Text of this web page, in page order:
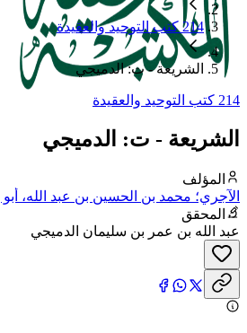
214 كتب التوحيد والعقيدة
الشريعة - ت: الدميجي
214 كتب التوحيد والعقيدة
الشريعة - ت: الدميجي
المؤلف
الآجري؛ محمد بن الحسين بن عبد الله،
المحقق
عبد الله بن عمر بن سليمان الدميجي